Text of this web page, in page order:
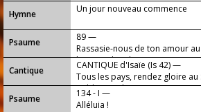
Hymne
Un jour nouveau commence
Psaume
89 —
Rassasie-nous de ton amour
la joie et les chants.
Cantique
CANTIQUE d'Isaïe (Is 42) —
Tous les pays, rendez gloire au
publient sa louange !
Psaume
134 - I —
Alléluia !